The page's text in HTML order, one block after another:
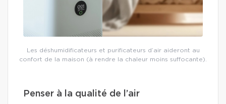
Les déshumidificateurs et purificateurs d’air aideront au
confort de la maison (à rendre la chaleur moins suffocante).
Penser à la qualité de l’air